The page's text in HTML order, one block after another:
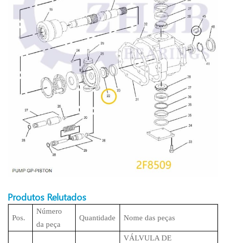
Produtos Relutados
Pos.
Número
da peça
Quantidade Nome das peças
VÁLVULA DE